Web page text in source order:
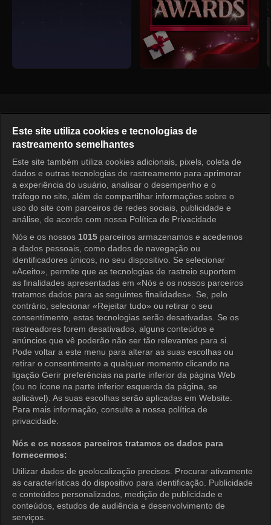
Português
KOCOWA+ Redes Sociais
KOCOWA+
Central de Ajuda
Termos de Uso
Política de Privacidade
Política de Privacidade (Europa)
Política de Privacidade (Oceania)
Política de Privacidade (Brasil)
Direitos de Privacidade da Califórnia
Política de Cookies (Gerenciar
Não Venda Minhas Informações Pessoais
Classificação etária
Acessibilidade
Este site utiliza cookies e tecnologias de
rastreamento semelhantes
Este site também utiliza cookies adicionais, pixels, coleta de
dados e outras tecnologias de rastreamento para aprimorar
a experiência do usuário, analisar o desempenho e o
tráfego no site, além de compartilhar informações sobre o
uso do site com parceiros de redes sociais, publicidade e
análise, de acordo com nossa Política de Privacidade
Nós e os nossos 1015 parceiros armazenamos e acedemos
a dados pessoais, como dados de navegação ou
identificadores únicos, no seu dispositivo. Se selecionar
«Aceito», permite que as tecnologias de rastreio suportem
as finalidades apresentadas em «Nós e os nossos parceiros
tratamos dados para as seguintes finalidades». Se, pelo
contrário, selecionar «Rejeitar tudo» ou retirar o seu
consentimento, estas tecnologias serão desativadas. Se os
rastreadores forem desativados, alguns conteúdos e
anúncios que vê poderão não ser tão relevantes para si.
Pode voltar a este menu para alterar as suas escolhas ou
retirar o consentimento a qualquer momento clicando na
ligação Gerir preferências na parte inferior da página Web
(ou no ícone na parte inferior esquerda da página, se
aplicável). As suas escolhas serão aplicadas em Website.
Para mais informação, consulte a nossa política de
privacidade.
Nós e os nossos parceiros tratamos os dados para
fornecermos:
Utilizar dados de geolocalização precisos. Procurar ativamente
as características do dispositivo para identificação. Publicidade
e conteúdos personalizados, medição de publicidade e
conteúdos, estudos de audiência e desenvolvimento de
serviços.